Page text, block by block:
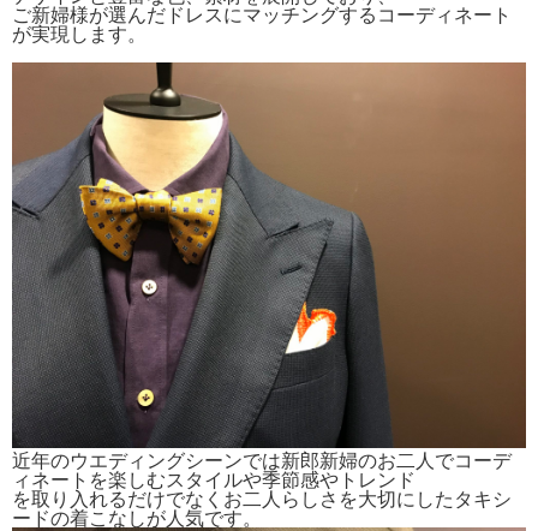
ご新婦様が選んだドレスにマッチングするコーディネート
が実現します。
近年のウエディングシーンでは新郎新婦のお二人でコーデ
ィネートを楽しむスタイルや季節感やトレンド
を取り入れるだけでなくお二人らしさを大切にしたタキシ
ードの着こなしが人気です。